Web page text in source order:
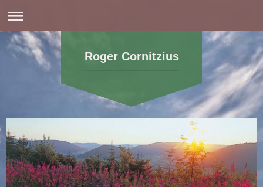
Roger Cornitzius